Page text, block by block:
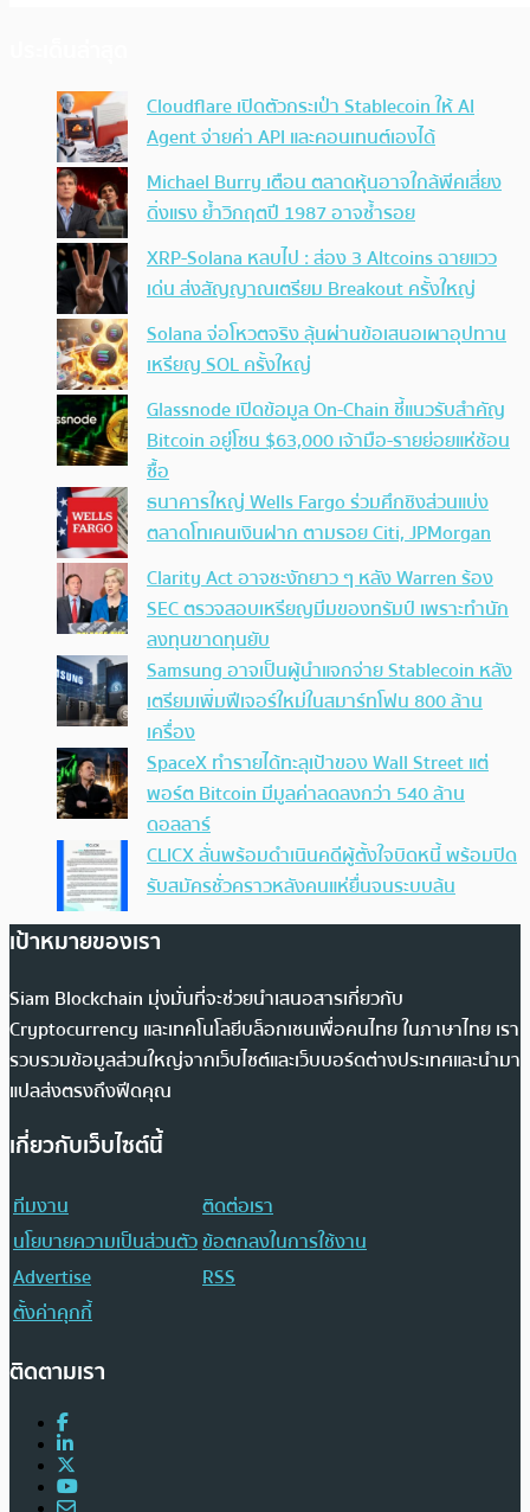
Cloudflare เปิดตัวกระเป๋า Stablecoin ให้ AI
Agent จ่ายค่า API และคอนเทนต์เองได้
Michael Burry เตือน ตลาดหุ้นอาจใกล้พีคเสี่ยง
ดิ่งแรง ย้ำวิกฤตปี 1987 อาจซ้ำรอย
XRP-Solana หลบไป : ส่อง 3 Altcoins ฉายแวว
เด่น ส่งสัญญาณเตรียม Breakout ครั้งใหญ่
Solana จ่อโหวตจริง ลุ้นผ่านข้อเสนอเผาอุปทาน
เหรียญ SOL ครั้งใหญ่
Glassnode เปิดข้อมูล On-Chain ชี้แนวรับสำคัญ
Bitcoin อยู่โซน $63,000 เจ้ามือ-รายย่อยแห่ช้อน
ซื้อ
ธนาคารใหญ่ Wells Fargo ร่วมศึกชิงส่วนแบ่ง
ตลาดโทเคนเงินฝาก ตามรอย Citi, JPMorgan
Clarity Act อาจชะงักยาว ๆ หลัง Warren ร้อง
SEC ตรวจสอบเหรียญมีมของทรัมป์ เพราะทำนัก
ลงทุนขาดทุนยับ
Samsung อาจเป็นผู้นำแจกจ่าย Stablecoin หลัง
เตรียมเพิ่มฟีเจอร์ใหม่ในสมาร์ทโฟน 800 ล้าน
เครื่อง
SpaceX ทำรายได้ทะลุเป้าของ Wall Street แต่
พอร์ต Bitcoin มีมูลค่าลดลงกว่า 540 ล้าน
ดอลลาร์
CLICX ลั่นพร้อมดำเนินคดีผู้ตั้งใจบิดหนี้ พร้อมปิด
รับสมัครชั่วคราวหลังคนแห่ยื่นจนระบบล้น
เป้าหมายของเรา
Siam Blockchain มุ่งมั่นที่จะช่วยนำเสนอสารเกี่ยวกับ
Cryptocurrency และเทคโนโลยีบล็อกเชนเพื่อคนไทย ในภาษาไทย เรา
รวบรวมข้อมูลส่วนใหญ่จากเว็บไซต์และเว็บบอร์ดต่างประเทศและนำมา
แปลส่งตรงถึงฟีดคุณ
เกี่ยวกับเว็บไซต์นี้
ทีมงาน
ติดต่อเรา
นโยบายความเป็นส่วนตัวข้อตกลงในการใช้งาน
Advertise
RSS
ตั้งค่าคุกกี้
ติดตามเรา